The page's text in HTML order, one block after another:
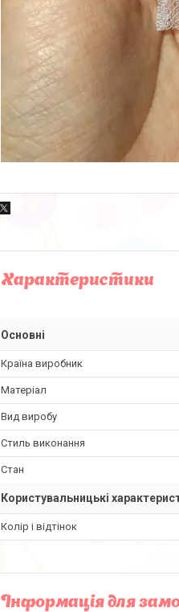
Характеристики
Основні
Країна виробник
Матеріал
Вид виробу
Стиль виконання
Стан
Користувальницькі
Колір і відтінок
Інформація для